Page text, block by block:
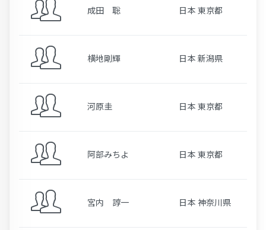
成田 聡 日本 東京都
横地剛輝 日本 新潟県
河原圭 日本 東京都
阿部みちよ 日本 東京都
宮内 諄一 日本 神奈川県